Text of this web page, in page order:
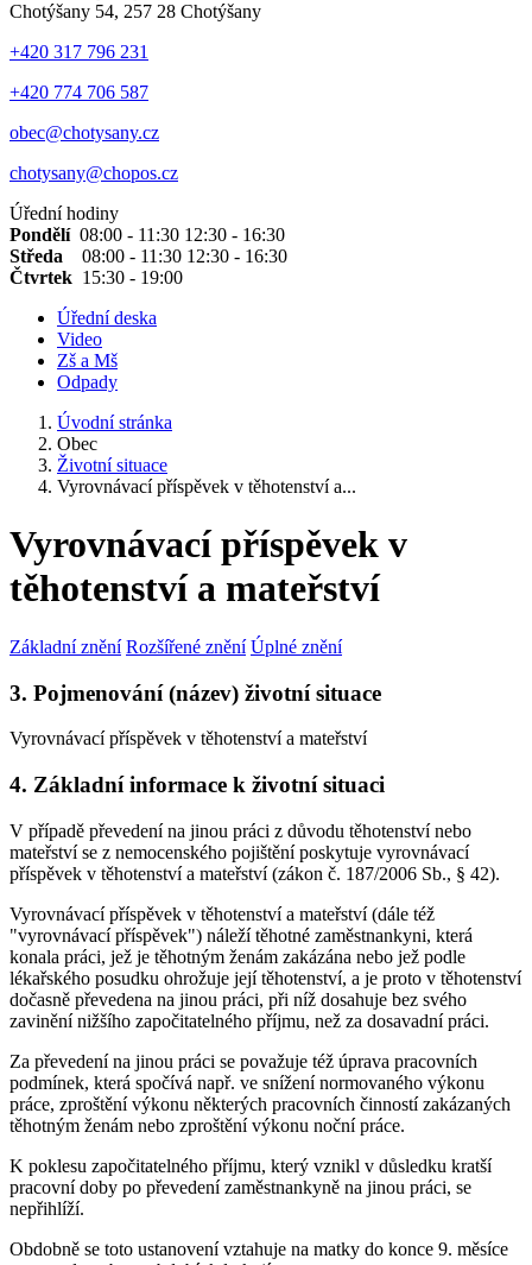
Chotýšany 54, 257 28 Chotýšany
+420 317 796 231
+420 774 706 587
obec@chotysany.cz
chotysany@chopos.cz
Úřední hodiny
Pondělí 08:00 - 11:30 12:30 - 16:30
Středa 08:00 - 11:30 12:30 - 16:30
Čtvrtek 15:30 - 19:00
Úřední deska
Video
Zš a Mš
Odpady
Úvodní stránka
Obec
Životní situace
Vyrovnávací příspěvek v těhotenství a...
Vyrovnávací příspěvek v
těhotenství a mateřství
Základní znění Rozšířené znění Úplné znění
3. Pojmenování (název) životní situace
Vyrovnávací příspěvek v těhotenství a mateřství
4. Základní informace k životní situaci
V případě převedení na jinou práci z důvodu těhotenství nebo
mateřství se z nemocenského pojištění poskytuje vyrovnávací
příspěvek v těhotenství a mateřství (zákon č. 187/2006 Sb., § 42).
Vyrovnávací příspěvek v těhotenství a mateřství (dále též
"vyrovnávací příspěvek") náleží těhotné zaměstnankyni, která
konala práci, jež je těhotným ženám zakázána nebo jež podle
lékařského posudku ohrožuje její těhotenství, a je proto v těhotenství
dočasně převedena na jinou práci, při níž dosahuje bez svého
zavinění nižšího započitatelného příjmu, než za dosavadní práci.
Za převedení na jinou práci se považuje též úprava pracovních
podmínek, která spočívá např. ve snížení normovaného výkonu
práce, zproštění výkonu některých pracovních činností zakázaných
těhotným ženám nebo zproštění výkonu noční práce.
K poklesu započitatelného příjmu, který vznikl v důsledku kratší
pracovní doby po převedení zaměstnankyně na jinou práci, se
nepřihlíží.
Obdobně se toto ustanovení vztahuje na matky do konce 9. měsíce